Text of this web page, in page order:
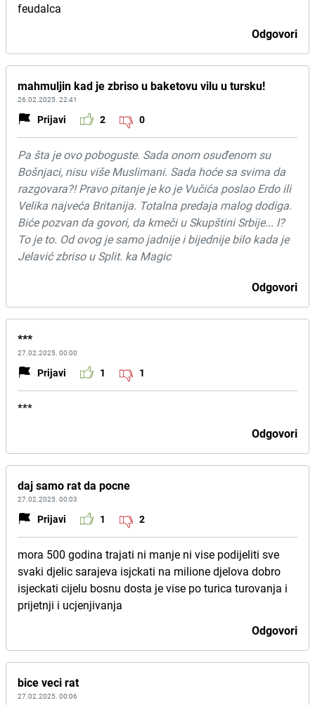
feudalca
Odgovori
mahmuljin kad je zbriso u baketovu vilu u tursku!
26.02.2025. 22:41
Prijavi 2 0
Pa šta je ovo poboguste. Sada onom osuđenom su
Bošnjaci, nisu više Muslimani. Sada hoće sa svima da
razgovara?! Pravo pitanje je ko je Vučića poslao Erdo ili
Velika najveća Britanija. Totalna predaja malog dodiga.
Biće pozvan da govori, da kmeči u Skupštini Srbije... I?
To je to. Od ovog je samo jadnije i bijednije bilo kada je
Jelavić zbriso u Split. ka Magic
Odgovori
***
27.02.2025. 00:00
Prijavi 1 1
***
Odgovori
daj samo rat da pocne
27.02.2025. 00:03
Prijavi 1 2
mora 500 godina trajati ni manje ni vise podijeliti sve
svaki djelic sarajeva isjckati na milione djelova dobro
isjeckati cijelu bosnu dosta je vise po turica turovanja i
prijetnji i ucjenjivanja
Odgovori
bice veci rat
27.02.2025. 00:06